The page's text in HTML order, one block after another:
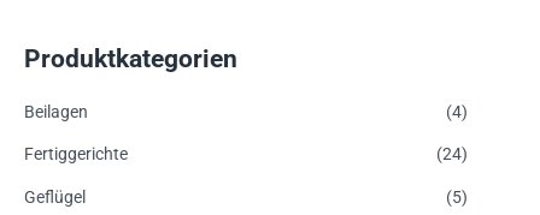
Produktkategorien
Beilagen (4)
Fertiggerichte (24)
Geflügel (5)